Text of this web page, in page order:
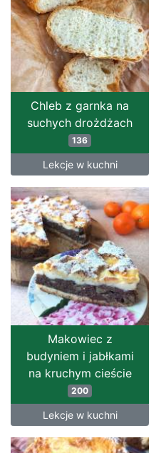
Chleb z garnka na
suchych drożdżach
136
Lekcje w kuchni
Makowiec z
budyniem i jabłkami
na kruchym cieście
200
Lekcje w kuchni